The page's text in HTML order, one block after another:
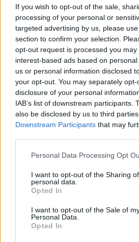
If you wish to opt-out of the sale,
processing of your personal or
targeted advertising by us, please
section to confirm your selection.
opt-out request is processed you may
interest-based ads based on
us or personal information disclosed
your opt-out. You may separately
disclosure of your personal
IAB’s list of downstream participants.
also be disclosed by us to third
Downstream Participants that may
Personal Data Processing Opt
I want to opt-out of the Sharing
personal data.
Opted In
I want to opt-out of the Sale of
Personal Data.
Opted In
Portfolio
2025. június 16. 10:06
Az ukrán katonai hírszerzés
„árnyékflottához” tartozó egy
óta illegálisan végez
Görögország közelében
a The Kyiv Independent.
A szóban forgó hajó egy biztosítás
osztályú tanker. A tanker az orosz
amelyet Oroszország a G7-ek és az
szerint az ilyen átrakodások
lehetővé teszik az agresszor